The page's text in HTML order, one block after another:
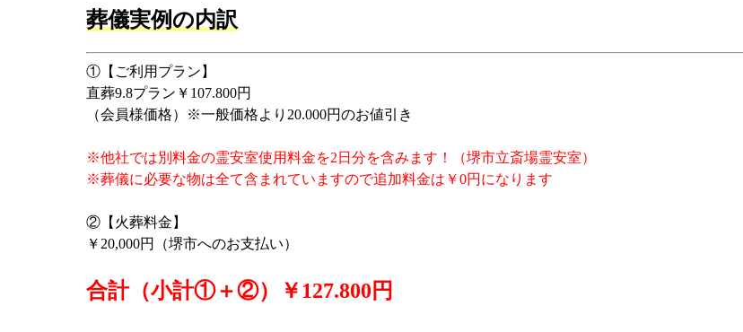
葬儀実例の内訳
①【ご利用プラン】
直葬9.8プラン￥107.800円
（会員様価格）※一般価格より20.000円のお値引き
※他社では別料金の霊安室使用料金を2日分を含みます！（堺市立斎場霊安室）
※葬儀に必要な物は全て含まれていますので追加料金は￥0円になります
②【火葬料金】
￥20,000円（堺市へのお支払い）
合計（小計①＋②）￥127.800円